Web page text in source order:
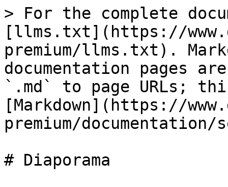
> For the complete
[llms.txt](https://
premium/llms.txt).
documentation pages
`.md` to page URLs;
[Markdown](https://
premium/
# Diaporama